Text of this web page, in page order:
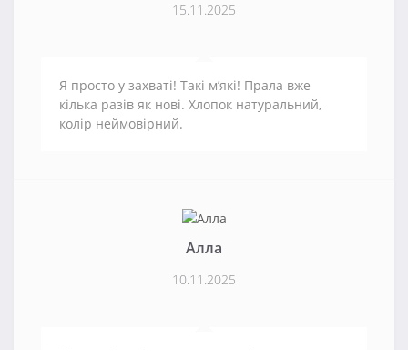
15.11.2025
Я просто у захваті! Такі м’які! Прала вже
кілька разів як нові. Хлопок натуральний,
колір неймовірний.
Алла
10.11.2025